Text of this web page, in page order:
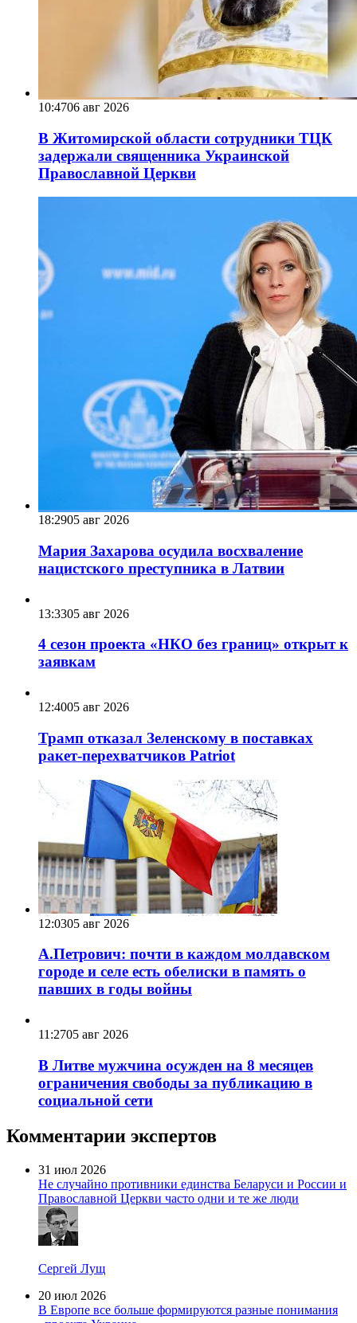
10:4706 авг 2026
В Житомирской области сотрудники ТЦК
задержали священника Украинской
Православной Церкви
18:2905 авг 2026
Мария Захарова осудила восхваление
нацистского преступника в Латвии
13:3305 авг 2026
4 сезон проекта «НКО без границ» открыт к
заявкам
12:4005 авг 2026
Трамп отказал Зеленскому в поставках
ракет-перехватчиков Patriot
12:0305 авг 2026
А.Петрович: почти в каждом молдавском
городе и селе есть обелиски в память о
павших в годы войны
11:2705 авг 2026
В Литве мужчина осужден на 8 месяцев
ограничения свободы за публикацию в
социальной сети
Комментарии экспертов
31 июл 2026
Не случайно противники единства Беларуси и России и
Православной Церкви часто одни и те же люди
Сергей Лущ
20 июл 2026
В Европе все больше формируются разные понимания